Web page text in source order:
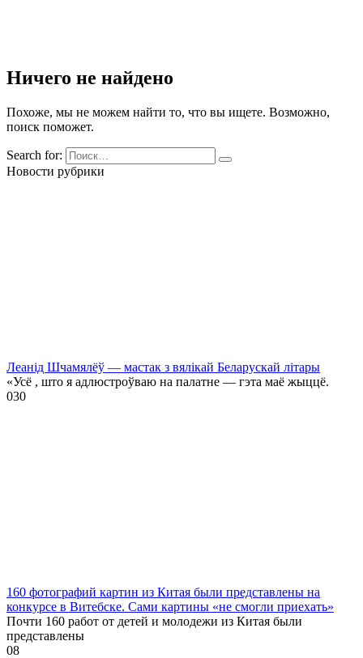
Ничего не найдено
Похоже, мы не можем найти то, что вы ищете. Возможно,
поиск поможет.
Search for:
Новости рубрики
Леанід Шчамялёў — мастак з вялікай Беларускай літары
«Усё , што я адлюстроўваю на палатне — гэта маё жыццё.
030
160 фотографий картин из Китая были представлены на
конкурсе в Витебске. Сами картины «не смогли приехать»
Почти 160 работ от детей и молодежи из Китая были
представлены
08